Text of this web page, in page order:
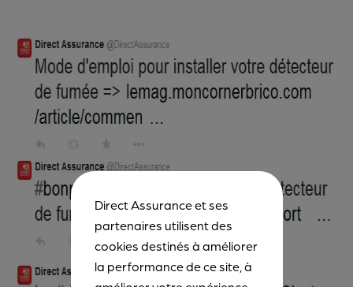
Direct Assurance et ses
partenaires utilisent des
cookies destinés à améliorer
la performance de ce site, à